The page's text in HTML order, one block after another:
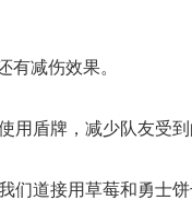
有减伤效果。
用盾牌，减少队友受到
们道接用草莓和勇士饼